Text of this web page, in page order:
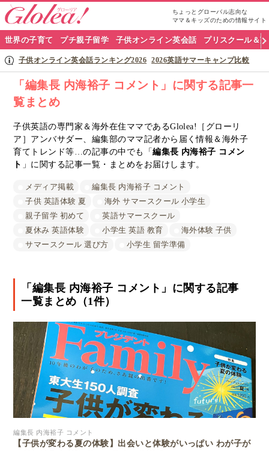
ちょっとグローバル志向な
ママ＆キッズのための情報サイト
グ
ロ
リ
ア
ナ
世界の子育て プチ親子留学 子供オンライン英会話 プリスクール＆
子供オンライン英会話ランキング2026 2026英語サマーキャンプ比較
「編集長 内海裕子 コメント」に関する記事一
覧まとめ
子供英語の専門家＆海外在住ママであるGlolea!［グローリ
ア］アンバサダー、編集部のママ記者から届く情報＆海外子
育てトレンド等…の記事の中でも「編集長 内海裕子 コメン
ト 」に関する記事一覧・まとめをお届けします。
メディア掲載
編集長 内海裕子 コメント
子供 英語体験 夏
海外 サマースクール 小学生
親子留学 初めて
英語サマースクール
夏休み 英語体験
小学生 英語 教育
海外体験 子供
サマースクール 選び方
小学生 留学準備
「編集長 内海裕子 コメント」に関する記事
一覧まとめ（1件）
編集長 内海裕子 コメント
【子供が変わる夏の体験】出会いと体験がいっぱい わが子が